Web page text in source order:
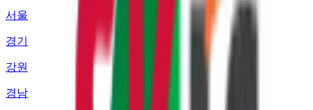
서울
경기
강원
경남